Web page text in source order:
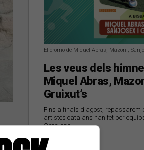
El cromo de Miquel Abras, Mazoni,
Les veus dels
Miquel Abras,
Gruixut’s
Fins a finals d'agost, repassarem
artistes catalans han fet per
Catalans